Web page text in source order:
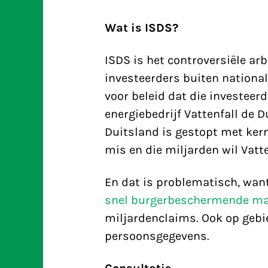
Wat is ISDS?
ISDS is het controversiële
investeerders buiten
voor beleid dat die
energiebedrijf Vattenfall de
Duitsland is gestopt met
mis en die miljarden wil
En dat is problematisch,
snel burgerbeschermende
miljardenclaims. Ook op
persoonsgegevens.